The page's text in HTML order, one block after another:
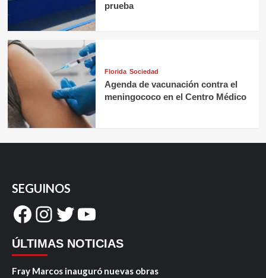
prueba
Florida Sociedad
Agenda de vacunación contra el
meningococo en el Centro Médico
SEGUINOS
Facebook
Instagram
Twitter
YouTube
ÚLTIMAS NOTICIAS
Fray Marcos inauguró nuevas obras